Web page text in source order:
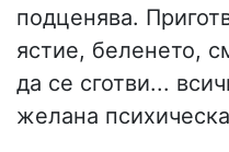
подценява.
ястие, беленето,
да се сготви...
желана